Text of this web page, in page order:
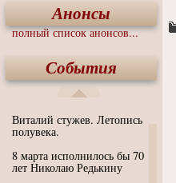
Анонсы
полный список анонсов...
События
Виталий стужев. Летопись
полувека.
8 марта исполнилось бы 70
лет Николаю Редькину